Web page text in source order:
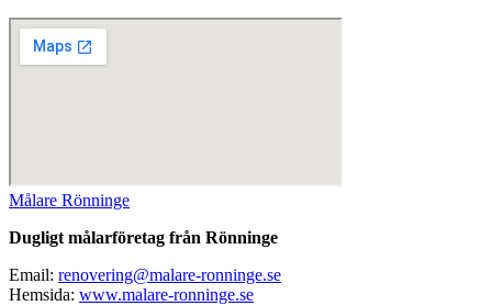
Målare Rönninge
Dugligt målarföretag från Rönninge
Email: renovering@malare-ronninge.se
Hemsida: www.malare-ronninge.se